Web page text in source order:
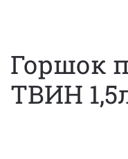
Горшок
ТВИН